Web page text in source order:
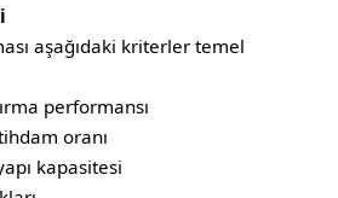
aşağıdaki kriterler temel
performansı
oranı
kapasitesi